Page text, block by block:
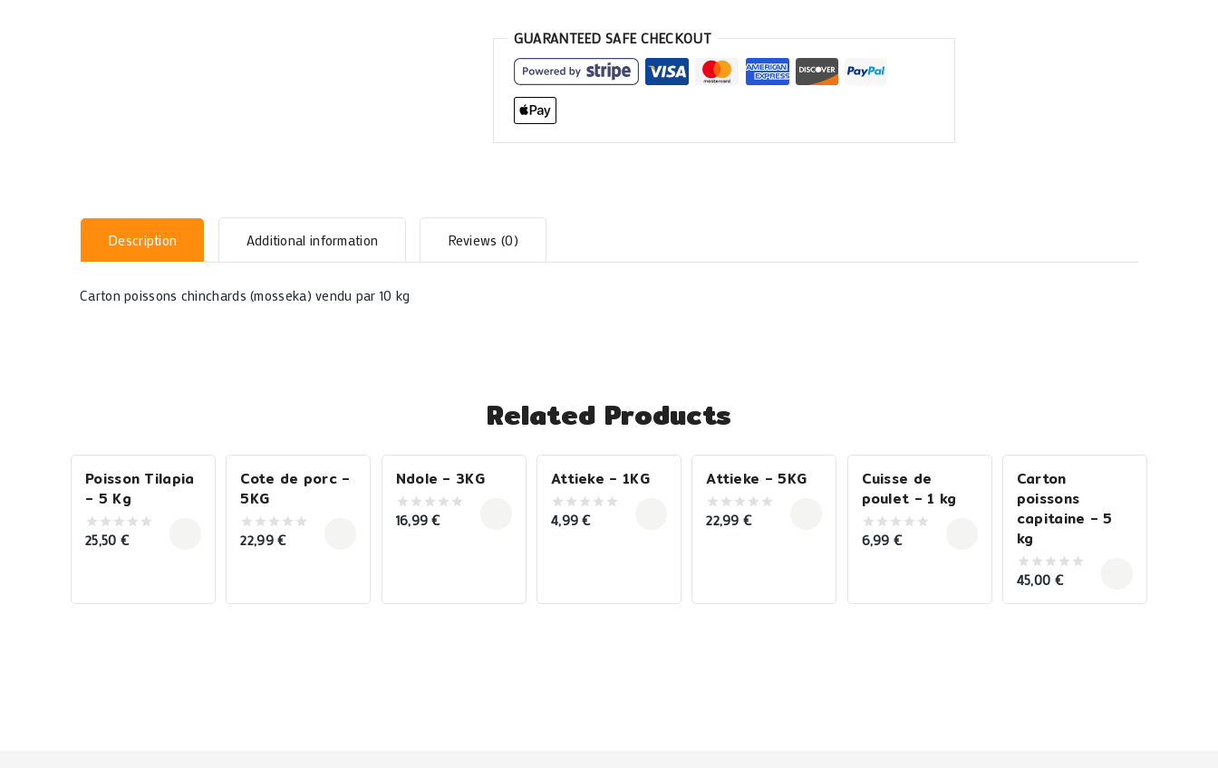
GUARANTEED SAFE CHECKOUT
Description Additional information Reviews (0)
Carton poissons chinchards (mosseka) vendu par 10 kg
Related Products
Poisson Tilapia
– 5 Kg
0
25,50 €
Cote de porc –
5KG
0
22,99€
Ndole – 3KG
0
16,99€
Attieke – 1KG
0
4,99€
Attieke – 5KG
0
22,99€
Cuisse de
poulet – 1 kg
0
6,99€
Carton
poissons
capitaine – 5
kg
0
of
45,00 €